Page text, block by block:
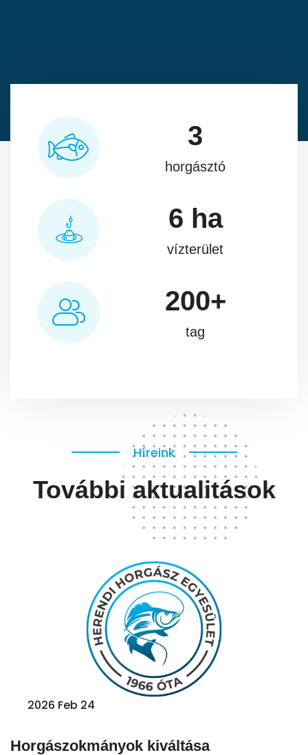
3
horgásztó
6 ha
vízterület
200+
tag
Híreink
További aktualitások
2026 Feb 24
Horgászokmányok kiváltása